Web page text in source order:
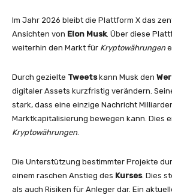
Im Jahr 2026 bleibt die Plattform X das
Ansichten von Elon Musk. Über diese
weiterhin den Markt für Kryptowährungen
Durch gezielte Tweetskann Musk den
digitaler Assets kurzfristig verändern.
stark, dass eine einzige Nachricht
Marktkapitalisierung bewegen kann. Dies
Kryptowährungen
Die Unterstützung bestimmter Projekte
einem raschen Anstieg des Kurses. Dies
als auch Risiken für Anleger dar. Ein